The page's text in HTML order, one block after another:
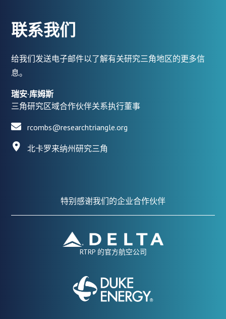
联系我们
给我们发送电子邮件以了解有关研究三角地区的更多信
息。
瑞安·库姆斯
三角研究区域合作伙伴关系执行董事
rcombs@researchtriangle.org
北卡罗来纳州研究三角
特别感谢我们的企业合作伙伴
RTRP 的官方航空公司